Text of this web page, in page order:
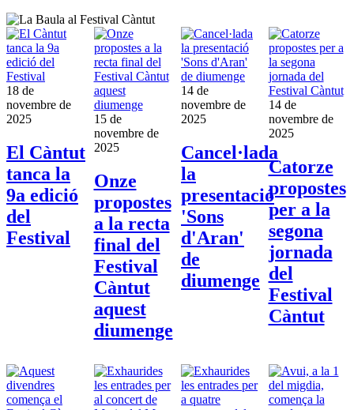
18 de
novembre de
2025
El Càntut
tanca la
9a edició
del
Festival
15 de
novembre de
2025
Onze
propostes
a la recta
final del
Festival
Càntut
aquest
diumenge
14 de
novembre de
2025
Cancel·lada
la
presentació
'Sons
d'Aran'
de
diumenge
14 de
novembre de
2025
Catorze
propostes
per a la
segona
jornada
del
Festival
Càntut